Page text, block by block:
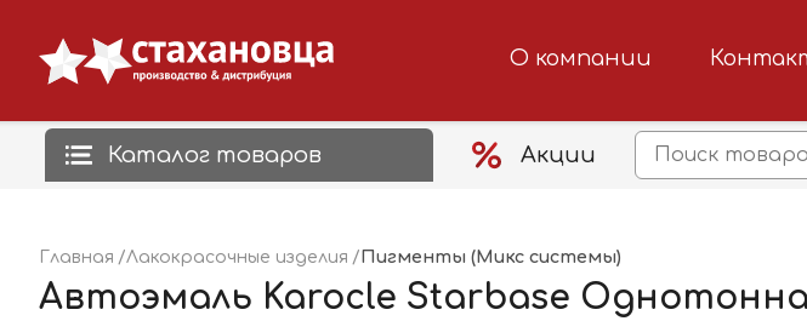
О компании
Каталог товаров Акции
Главная Лакокрасочные изделия Пигменты (Микс системы)
Автоэмаль Karocle Starbase